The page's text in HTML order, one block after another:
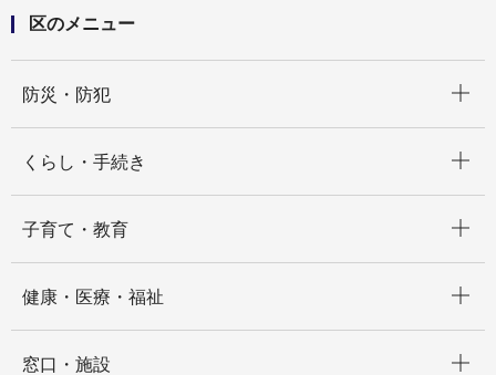
区のメニュー
防災・防犯
くらし・手続き
子育て・教育
健康・医療・福祉
窓口・施設